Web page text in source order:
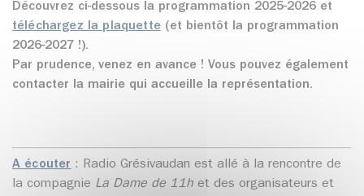
Découvrez ci-dessous la programmation 2025-2026 et
téléchargez la plaquette(et bientôt la programmation
2026-2027 !).
Par prudence, venez en avance ! Vous pouvez également
contacter la mairie qui accueille la représentation.
A écouter: Radio Grésivaudan est allé à la rencontre de
la compagnie La Dame de 11h et des organisateurs et